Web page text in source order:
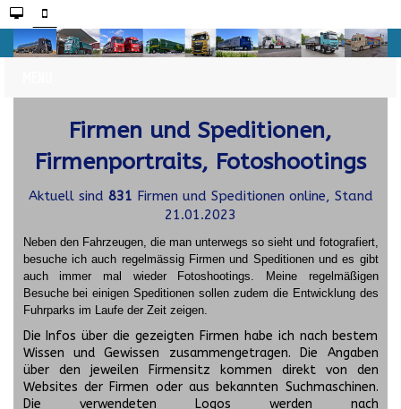
Firmen und Speditionen,
Firmenportraits, Fotoshootings
Aktuell sind 831 Firmen und Speditionen online, Stand
21.01.2023
Neben den Fahrzeugen, die man unterwegs so sieht und fotografiert,
besuche ich auch regelmässig Firmen und Speditionen und es gibt
auch immer mal wieder Fotoshootings.
Meine regelmäßigen
Besuche bei einigen Speditionen sollen zudem die Entwicklung des
Fuhrparks im Laufe der Zeit zeigen.
Die Infos über die gezeigten Firmen habe ich nach bestem
Wissen und Gewissen zusammengetragen. Die Angaben
über den jeweilen Firmensitz kommen direkt von den
Websites der Firmen oder aus bekannten Suchmaschinen.
Die verwendeten Logos werden nach